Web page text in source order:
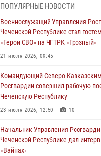
Чеченскую Республику
23 июля 2026, 12:50 10
Военнослужащий Управления
Чеченской Республике стал гостем
21 июля 2026, 09:45
В ДНР росгвардейцы уничтожили
вражеских беспилотников
В Грозном Росгвардия обеспечила
безопасность конно-спортивных
ПОПУЛЯРНЫЕ НОВОСТИ
Военнослужащий Управления
Чеченской Республике стал
«Герои СВО» на ЧГТРК «Грозный»
21 июля 2026, 09:45
Командующий Северо-
Росгвардии совершил рабочую
Чеченскую Республику
23 июля 2026, 12:50 10
Начальник Управления
Чеченской Республике дал
«Вайнах»